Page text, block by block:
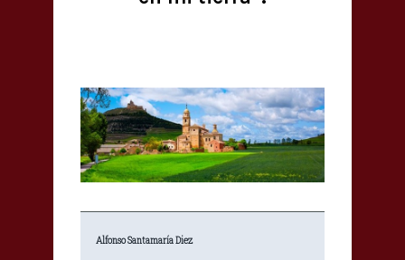
Alfonso Santamaría Diez